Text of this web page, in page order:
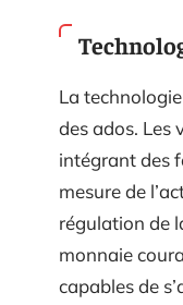
La
des ados. Les
intégrant des
mesure de
régulation de
monnaie
capables de